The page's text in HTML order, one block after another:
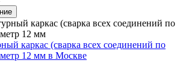
каркас (сварка всех соединений по
12 мм в Москве